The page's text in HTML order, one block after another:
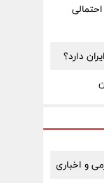
دارد؟
و اخباری